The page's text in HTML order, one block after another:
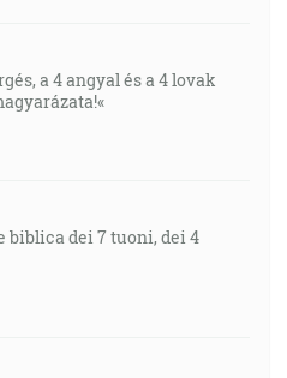
a 4 angyal és a 4 lovak
biblica dei 7 tuoni, dei 4